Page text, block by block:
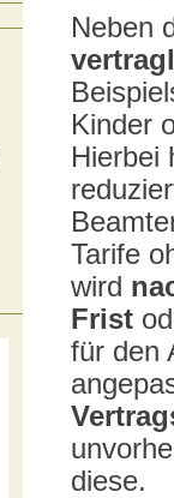
Neben
Kinder
Hierbei
Tarife
wird
Frist
für den
diese.